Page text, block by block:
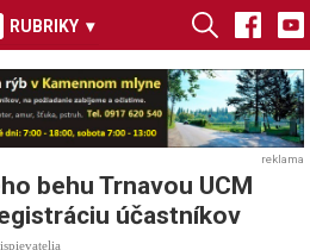
RUBRIKY ▾
reklama
behu Trnavou UCM
účastníkov